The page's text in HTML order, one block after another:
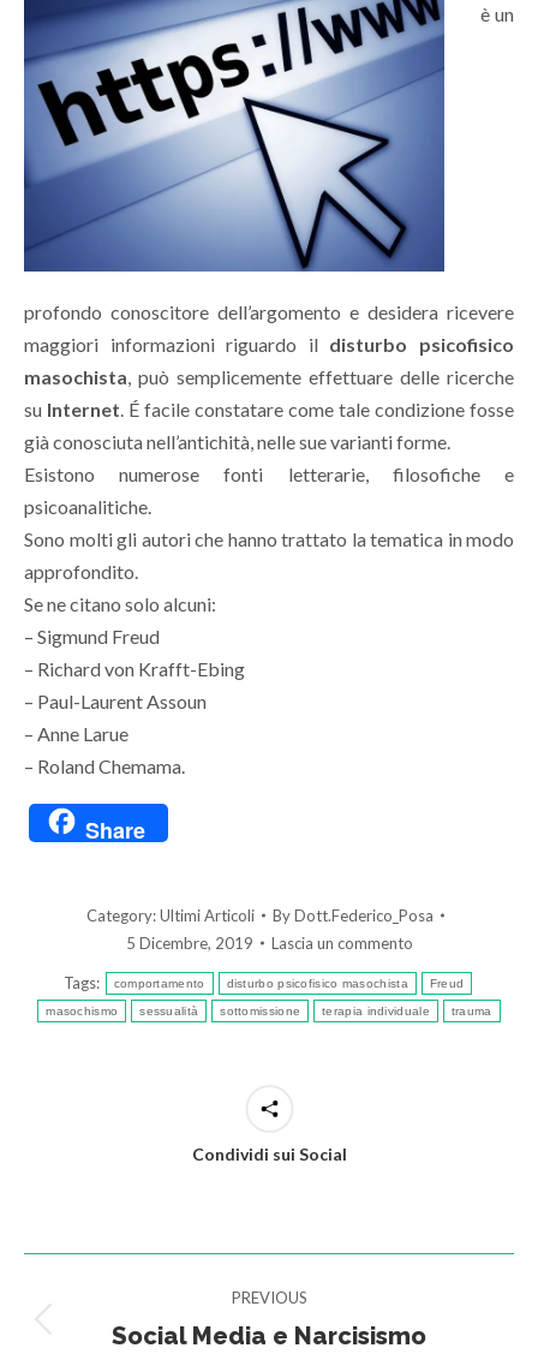
è un
profondo conoscitore dell’argomento e desidera ricevere
maggiori informazioni riguardo il disturbo psicofisico
masochista , può semplicemente effettuare delle ricerche
su Internet . É facile constatare come tale condizione fosse
già conosciuta nell’antichità, nelle sue varianti forme.
Esistono numerose fonti letterarie, filosofiche e
psicoanalitiche.
Sono molti gli autori che hanno trattato la tematica in modo
approfondito.
Se ne citano solo alcuni:
– Sigmund Freud
– Richard von Krafft-Ebing
– Paul-Laurent Assoun
– Anne Larue
– Roland Chemama.
Share
Category:Ultimi Articoli ByDott.Federico_Posa
5 Dicembre, 2019
Lascia un commento
Tags: comportamento disturbo psicofisico masochista Freud
masochismo sessualità sottomissione terapia individuale trauma
Condividi sui Social
navigation
PREVIOUS
Previous
Social Media e Narcisismo